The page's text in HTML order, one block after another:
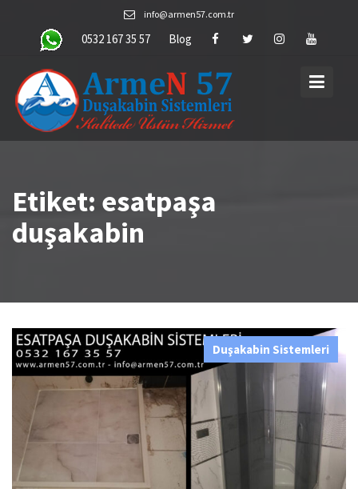
content
info@armen57.com.tr
0532 167 35 57 Blog
Etiket: esatpaşa
duşakabin
Duşakabin Sistemleri